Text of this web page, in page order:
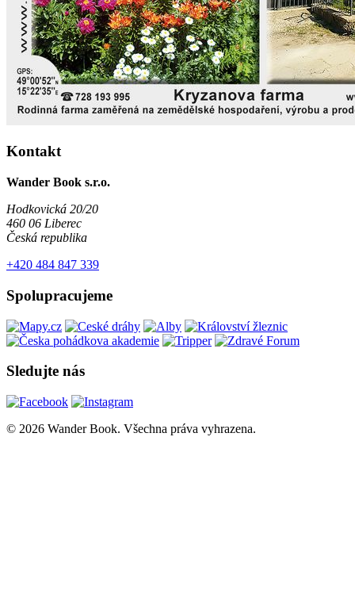
Kontakt
Wander Book s.r.o.
Hodkovická 20/20
460 06 Liberec
Česká republika
+420 484 847 339
Spolupracujeme
Sledujte nás
© 2026 Wander Book. Všechna práva vyhrazena.